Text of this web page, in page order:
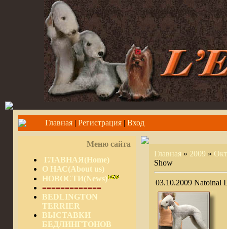
Главная| Регистрация| Вход
Меню сайта
ГЛАВНАЯ(Home)
О НАС(About us)
НОВОСТИ(News)
=============
BEDLINGTON
TERRIER
ВЫСТАВКИ
БЕДЛИНГТОНОВ
Главная» 2009 »
Show
03.10.2009 Natoinal